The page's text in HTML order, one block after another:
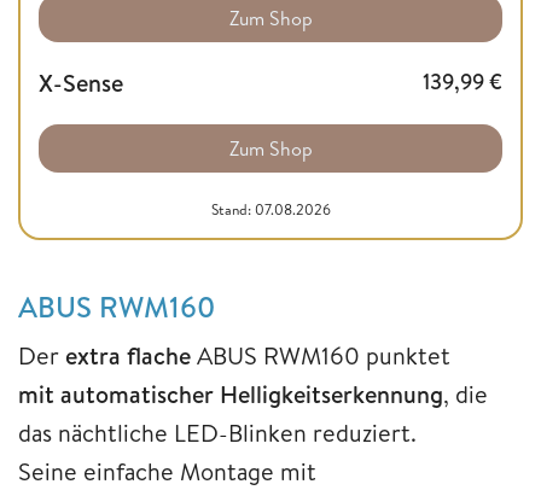
Zum Shop
X-Sense 139,99€
Zum Shop
Stand: 07.08.2026
ABUS RWM160
Der extra flacheABUS RWM160 punktet
mit automatischer Helligkeitserkennung, die
das nächtliche LED-Blinken reduziert.
Seine einfache Montage mit